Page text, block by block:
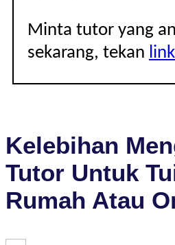
Minta tutor yang
sekarang, tekan
Kelebihan
Tutor Untuk
Rumah Atau